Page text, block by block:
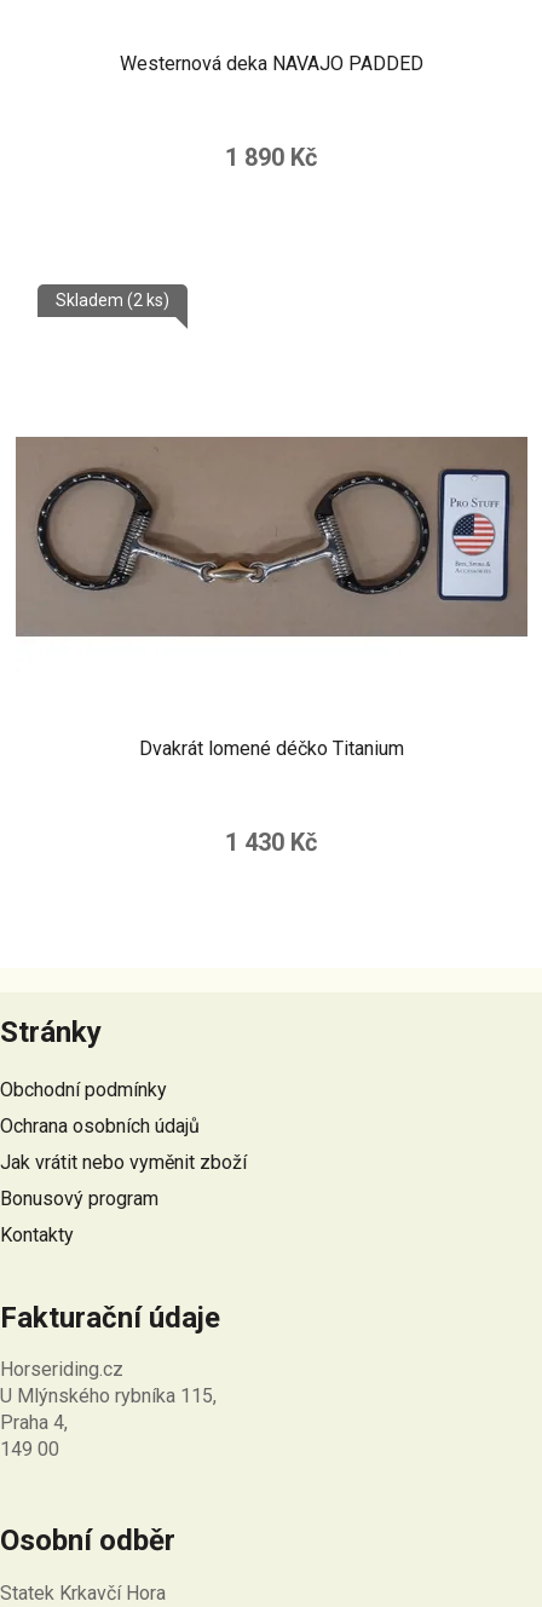
Westernová deka NAVAJO PADDED
1 890 Kč
Dvakrát lomené déčko Titanium
Skladem (2 ks)
1 430 Kč
á
p
a
t
í
Stránky
Obchodní podmínky
Ochrana osobních údajů
Jak vrátit nebo vyměnit zboží
Bonusový program
Kontakty
Fakturační údaje
Horseriding.cz
U Mlýnského rybníka 115,
Praha 4,
149 00
Osobní odběr
Statek Krkavčí Hora